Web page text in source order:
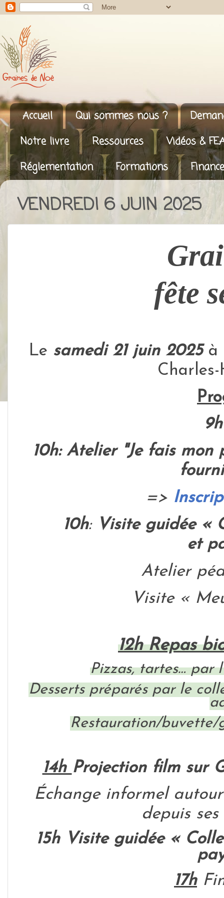
Accueil Qui sommes nous ?
Notre livre
Ressources
Vidéos &
Réglementation
Formations
VENDREDI 6 JUIN 2025
fête
Le samedi 21 juin 2025 à
10h: Atelier "Je fais
=>
10h:Visite guidée «
et
Atelier
Visite «
12h Repas
Pizzas, tartes… par
Desserts préparés par le
Restauration/buvette/
14h Projection film sur
Échange informel
depuis
15h Visite guidée «
17h